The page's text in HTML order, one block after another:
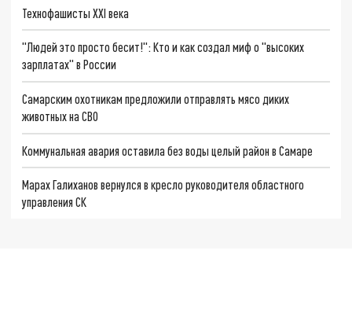
Технофашисты XXI века
"Людей это просто бесит!": Кто и как создал миф о "высоких
зарплатах" в России
Самарским охотникам предложили отправлять мясо диких
животных на СВО
Коммунальная авария оставила без воды целый район в Самаре
Марах Галиханов вернулся в кресло руководителя областного
управления СК